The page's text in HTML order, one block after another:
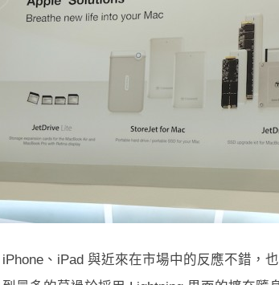
、iPad 與近來在市場中的反應不錯，